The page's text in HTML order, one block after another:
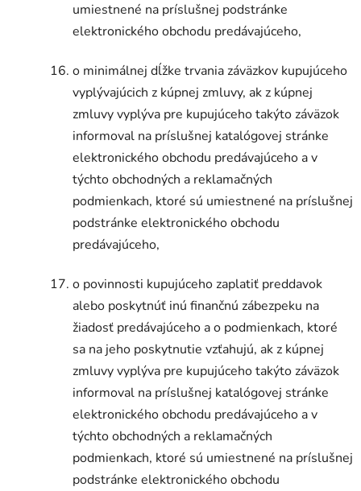
umiestnené na príslušnej podstránke
elektronického obchodu predávajúceho,
o minimálnej dĺžke trvania záväzkov kupujúceho
vyplývajúcich z kúpnej zmluvy, ak z kúpnej
zmluvy vyplýva pre kupujúceho takýto záväzok
informoval na príslušnej katalógovej stránke
elektronického obchodu predávajúceho a v
týchto obchodných a reklamačných
podmienkach, ktoré sú umiestnené na príslušnej
podstránke elektronického obchodu
predávajúceho,
o povinnosti kupujúceho zaplatiť preddavok
alebo poskytnúť inú finančnú zábezpeku na
žiadosť predávajúceho a o podmienkach, ktoré
sa na jeho poskytnutie vzťahujú, ak z kúpnej
zmluvy vyplýva pre kupujúceho takýto záväzok
informoval na príslušnej katalógovej stránke
elektronického obchodu predávajúceho a v
týchto obchodných a reklamačných
podmienkach, ktoré sú umiestnené na príslušnej
podstránke elektronického obchodu